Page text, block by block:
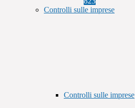
Controlli sulle imprese
Controlli sulle imprese